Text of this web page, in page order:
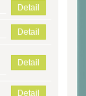
Detail
Detail
Detail
Detail